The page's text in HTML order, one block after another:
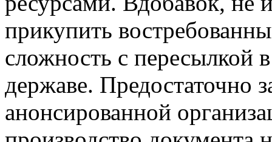
прикупить
сложность с пересылкой
державе. Предостаточно
анонсированной